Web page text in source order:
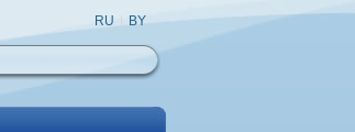
RU BY